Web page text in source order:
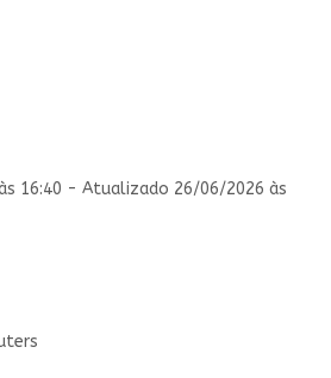
16:40 - Atualizado 26/06/2026 às